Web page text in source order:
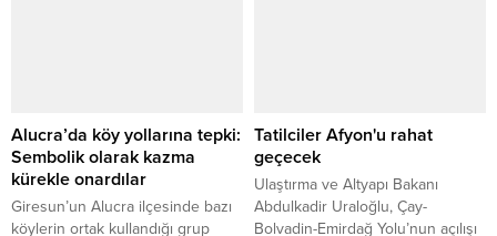
Alucra’da köy yollarına tepki:
Sembolik olarak kazma
kürekle onardılar
Giresun’un Alucra ilçesinde bazı
köylerin ortak kullandığı grup
Tatilciler Afyon'u rahat
geçecek
Ulaştırma ve Altyapı Bakanı
Abdulkadir Uraloğlu, Çay-
Bolvadin-Emirdağ Yolu’nun açılışı